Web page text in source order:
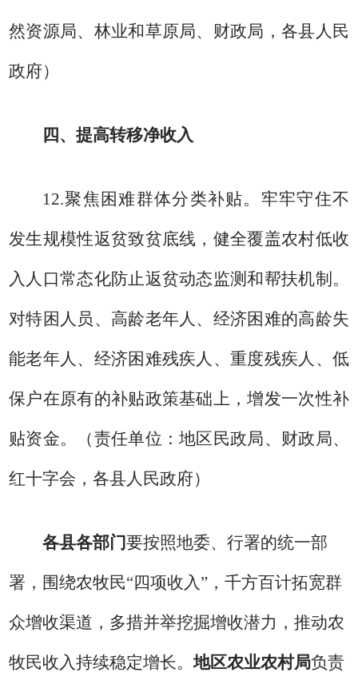
然资源局、林业和草原局、财政局，各县人民
政府）
四、提高转移净收入
12.聚焦困难群体分类补贴。 牢牢守住不
发生规模性返贫致贫底线，健全覆盖农村低收
入人口常态化防止返贫动态监测和帮扶机制。
对特困人员、高龄老年人、经济困难的高龄失
能老年人、经济困难残疾人、重度残疾人、低
保户在原有的补贴政策基础上，增发一次性补
贴资金。 （责任单位：地区民政局、财政局、
红十字会，各县人民政府）
各县各部门要按照地委、行署的统一部
署，围绕农牧民“四项收入”，千方百计拓宽群
众增收渠道，多措并举挖掘增收潜力，推动农
牧民收入持续稳定增长。地区农业农村局负责